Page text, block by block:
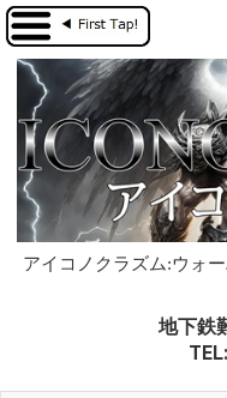
アイコノクラズム:ウォ
地下鉄